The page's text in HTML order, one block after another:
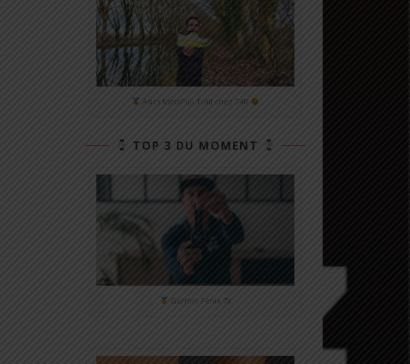
Asics MetaFuji Trail chez T4R
TOP 3 DU MOMENT
Garmin Fénix 7X